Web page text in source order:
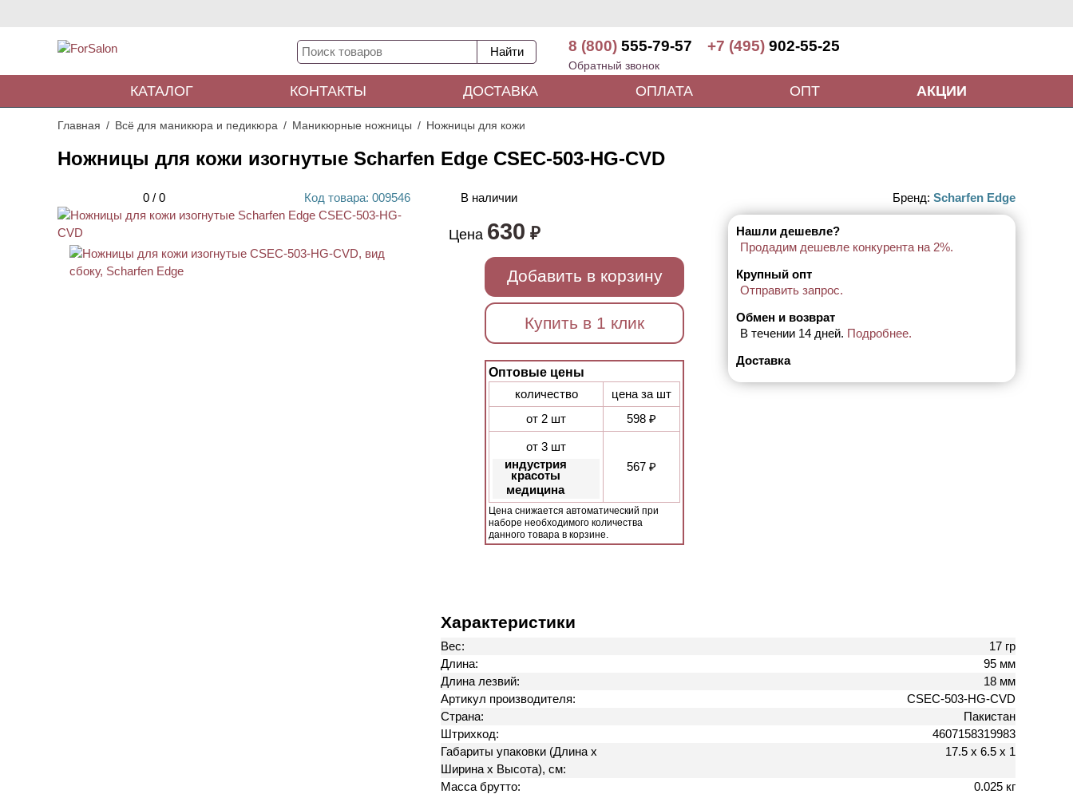
8 (800) 555-79-57 +7 (495) 902-55-25
Обратный звонок
КАТАЛОГ КОНТАКТЫ ДОСТАВКА ОПЛАТА ОПТ АКЦИИ
Главная Всё для маникюра и педикюра Маникюрные ножницы Ножницы для кожи
Ножницы для кожи изогнутые Scharfen Edge CSEC-503-HG-CVD
0 / 0 Код товара: 009546 В наличии Бренд: Scharfen Edge
Цена 630 ₽
Добавить в корзину
Купить в 1 клик
Оптовые цены
количество
цена за шт
от 2 шт
598 ₽
от 3 шт
индустрия
красоты
медицина
567 ₽
Цена снижается автоматический при
наборе необходимого количества
данного товара в корзине.
Нашли дешевле?
Продадим дешевле конкурента на 2%.
Крупный опт
Отправить запрос.
Обмен и возврат
В течении 14 дней. Подробнее.
Доставка
Характеристики
Вес:
17 гр
Длина:
95 мм
Длина лезвий:
18 мм
Артикул производителя:
CSEC-503-HG-CVD
Страна:
Пакистан
Штрихкод:
4607158319983
Габариты упаковки (Длина х
Ширина х Высота), см:
17.5 х 6.5 х 1
Масса брутто: 0.025 кг